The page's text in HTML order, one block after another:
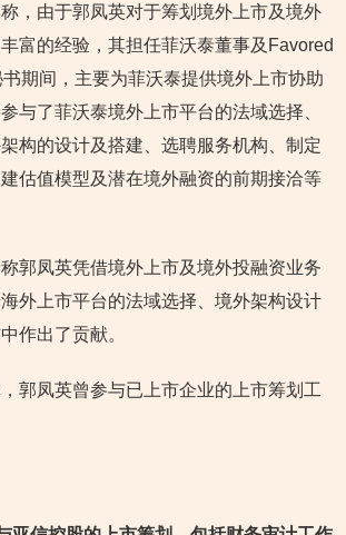
，由于郭凤英对于筹划境外上市及境外
富的经验，其担任菲沃泰董事及Favored
期间，主要为菲沃泰提供境外上市协助
与了菲沃泰境外上市平台的法域选择、
构的设计及搭建、选聘服务机构、制定
估值模型及潜在境外融资的前期接洽等
郭凤英凭借境外上市及境外投融资业务
外上市平台的法域选择、境外架构设计
作出了贡献。
郭凤英曾参与已上市企业的上市筹划工